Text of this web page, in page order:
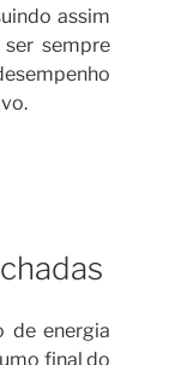
assim
sempre
de energia
final do